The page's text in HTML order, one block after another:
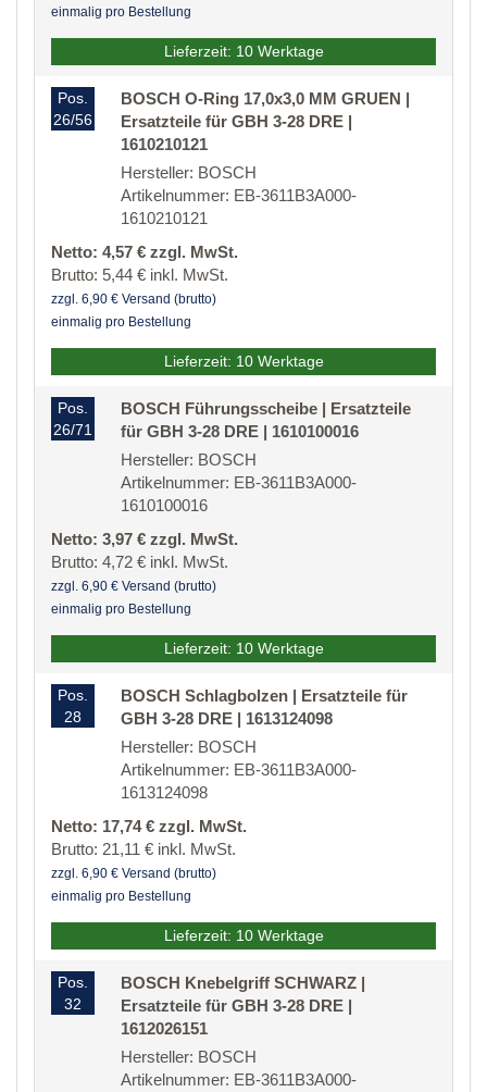
einmalig pro Bestellung
Lieferzeit: 10 Werktage
Pos.
26/56
BOSCH O-Ring 17,0x3,0 MM GRUEN |
Ersatzteile für GBH 3-28 DRE |
1610210121
Hersteller: BOSCH
Artikelnummer: EB-3611B3A000-
1610210121
Netto: 4,57 € zzgl. MwSt.
Brutto: 5,44 € inkl. MwSt.
zzgl. 6,90 € Versand (brutto)
einmalig pro Bestellung
Lieferzeit: 10 Werktage
Pos.
26/71
BOSCH Führungsscheibe | Ersatzteile
für GBH 3-28 DRE | 1610100016
Hersteller: BOSCH
Artikelnummer: EB-3611B3A000-
1610100016
Netto: 3,97 € zzgl. MwSt.
Brutto: 4,72 € inkl. MwSt.
zzgl. 6,90 € Versand (brutto)
einmalig pro Bestellung
Lieferzeit: 10 Werktage
Pos.
28
BOSCH Schlagbolzen | Ersatzteile für
GBH 3-28 DRE | 1613124098
Hersteller: BOSCH
Artikelnummer: EB-3611B3A000-
1613124098
Netto: 17,74 € zzgl. MwSt.
Brutto: 21,11 € inkl. MwSt.
zzgl. 6,90 € Versand (brutto)
einmalig pro Bestellung
Lieferzeit: 10 Werktage
Pos.
32
BOSCH Knebelgriff SCHWARZ |
Ersatzteile für GBH 3-28 DRE |
1612026151
Hersteller: BOSCH
Artikelnummer: EB-3611B3A000-